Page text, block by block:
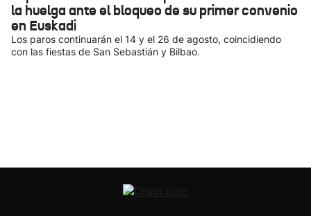
la huelga ante el bloqueo de su primer convenio
en Euskadi
Los paros continuarán el 14 y el 26 de agosto, coincidiendo
con las fiestas de San Sebastián y Bilbao.